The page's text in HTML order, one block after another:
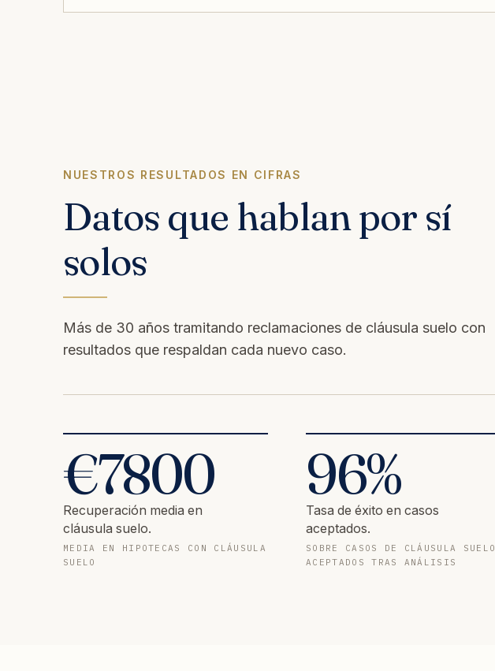
NUESTROS RESULTADOS EN CIFRAS
Datos que hablan por sí
solos
Más de 30 años tramitando reclamaciones de cláusula suelo con
resultados que respaldan cada nuevo caso.
€7800
Recuperación media en
cláusula suelo.
MEDIA EN HIPOTECAS CON CLÁUSULA
SUELO
96%
Tasa de éxito en casos
aceptados.
SOBRE CASOS DE CLÁUSULA SUELO
ACEPTADOS TRAS ANÁLISIS